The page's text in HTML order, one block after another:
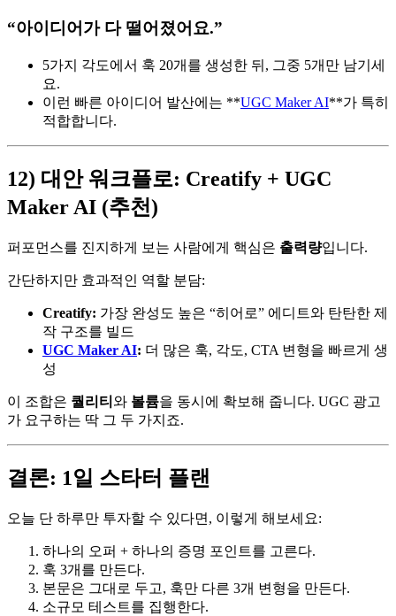
“아이디어가 다 떨어졌어요.”
5가지 각도에서 훅 20개를 생성한 뒤, 그중 5개만 남기세
요.
이런 빠른 아이디어 발산에는 **UGC Maker AI**가 특히
적합합니다.
12) 대안 워크플로: Creatify + UGC
Maker AI (추천)
퍼포먼스를 진지하게 보는 사람에게 핵심은 출력량입니다.
간단하지만 효과적인 역할 분담:
Creatify: 가장 완성도 높은 “히어로” 에디트와 탄탄한 제
작 구조를 빌드
UGC Maker AI: 더 많은 훅, 각도, CTA 변형을 빠르게 생
성
이 조합은 퀄리티 와 볼륨을 동시에 확보해 줍니다. UGC 광고
가 요구하는 딱 그 두 가지죠.
결론: 1일 스타터 플랜
오늘 단 하루만 투자할 수 있다면, 이렇게 해보세요:
하나의 오퍼 + 하나의 증명 포인트를 고른다.
훅 3개를 만든다.
본문은 그대로 두고, 훅만 다른 3개 변형을 만든다.
소규모 테스트를 집행한다.